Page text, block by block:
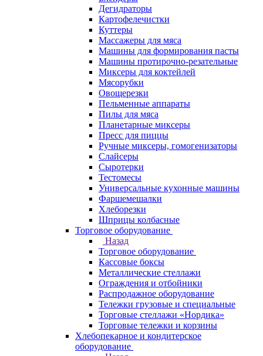
Дегидраторы
Картофелечистки
Куттеры
Массажеры для мяса
Машины для формирования пасты
Машины протирочно-резательные
Миксеры для коктейлей
Мясорубки
Овощерезки
Пельменные аппараты
Пилы для мяса
Планетарные миксеры
Пресс для пиццы
Ручные миксеры, гомогенизаторы
Слайсеры
Сыротерки
Тестомесы
Универсальные кухонные машины
Фаршемешалки
Хлеборезки
Шприцы колбасные
Торговое оборудование
Назад
Торговое оборудование
Кассовые боксы
Металлические стеллажи
Ограждения и отбойники
Распродажное оборудование
Тележки грузовые и специальные
Торговые стеллажи «Нордика»
Торговые тележки и корзины
Хлебопекарное и кондитерское
оборудование